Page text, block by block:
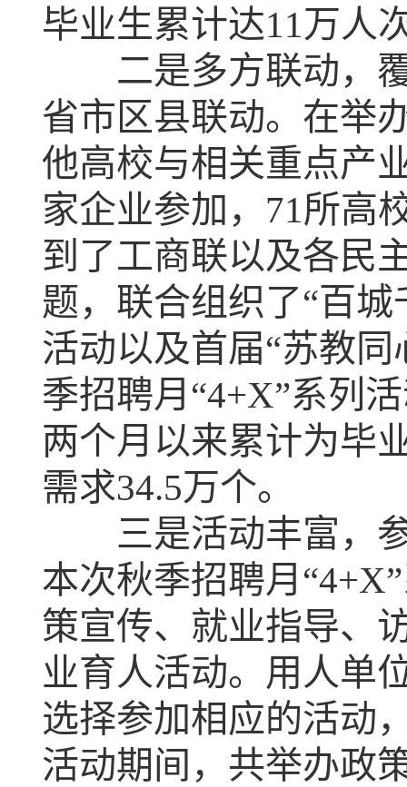
毕业生累计达11万人
二是多方联动，覆
省市区县联动。在举
他高校与相关重点产
家企业参加，71所高
到了工商联以及各民
题，联合组织了“百
活动以及首届“苏教
季招聘月“4+X”系列
两个月以来累计为毕
需求34.5万个。
三是活动丰富，参
本次秋季招聘月
策宣传、就业指导、
业育人活动。用人单
选择参加相应的活动
活动期间，共举办政